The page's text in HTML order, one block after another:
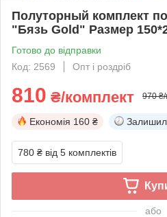
Полуторный комплект
"Бязь Gold" Размер
Готово до відправки
Код: 2569
Опт і роздріб
810 ₴/комплект 970 ₴/
Економія 160 ₴
780 ₴ від 5 комплектів
або